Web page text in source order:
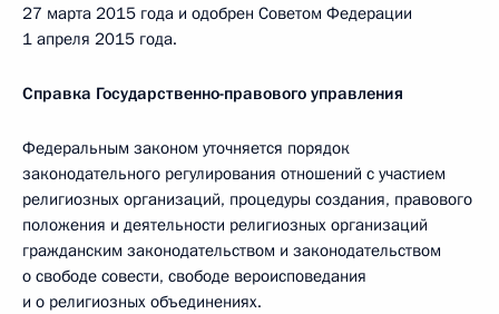
27 марта 2015 года и одобрен Советом Федерации
1 апреля 2015 года.
Справка Государственно-правового управления
Федеральным законом уточняется порядок
законодательного регулирования отношений с участием
религиозных организаций, процедуры создания, правового
положения и деятельности религиозных организаций
гражданским законодательством и законодательством
о свободе совести, свободе вероисповедания
и о религиозных объединениях.